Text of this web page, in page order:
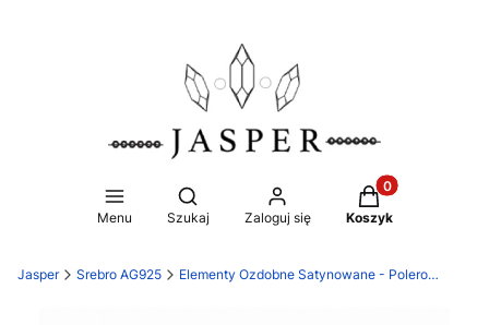
Menu
Otwórz wyszukiwarkę
Szukaj Zaloguj się
Produkty w
Koszyk
Jasper Srebro AG925 Elementy Ozdobne Satynowane - Polerowane Ag925